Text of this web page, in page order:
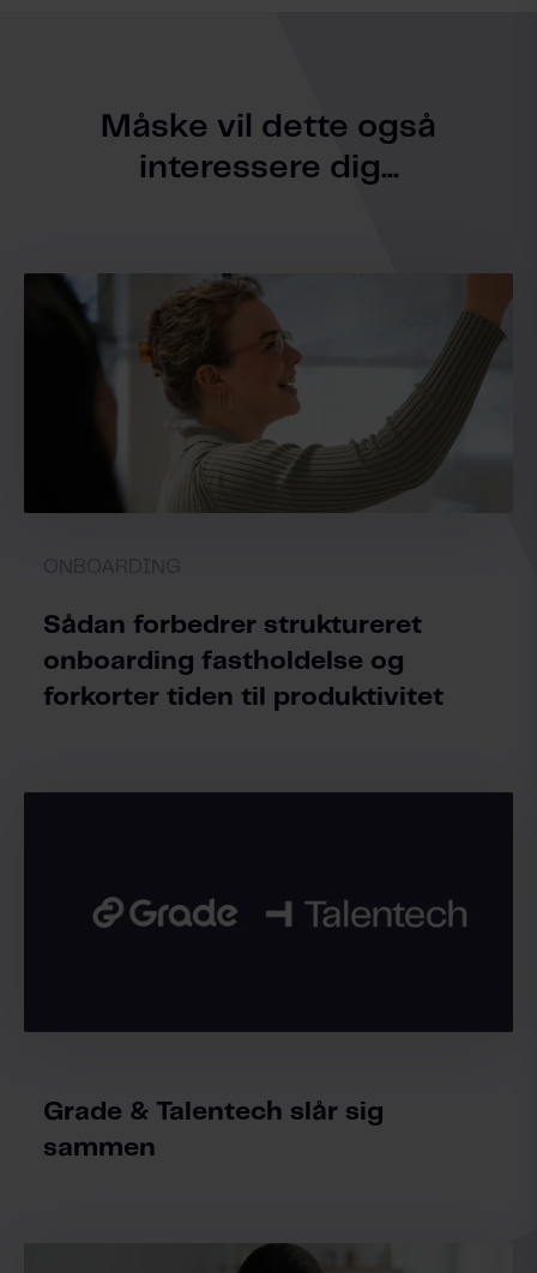
Måske vil dette også
interessere dig...
Sådan forbedrer struktureret
onboarding fastholdelse og
forkorter tiden til produktivitet
Grade & Talentech slår sig
sammen